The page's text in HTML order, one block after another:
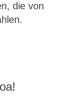
die von